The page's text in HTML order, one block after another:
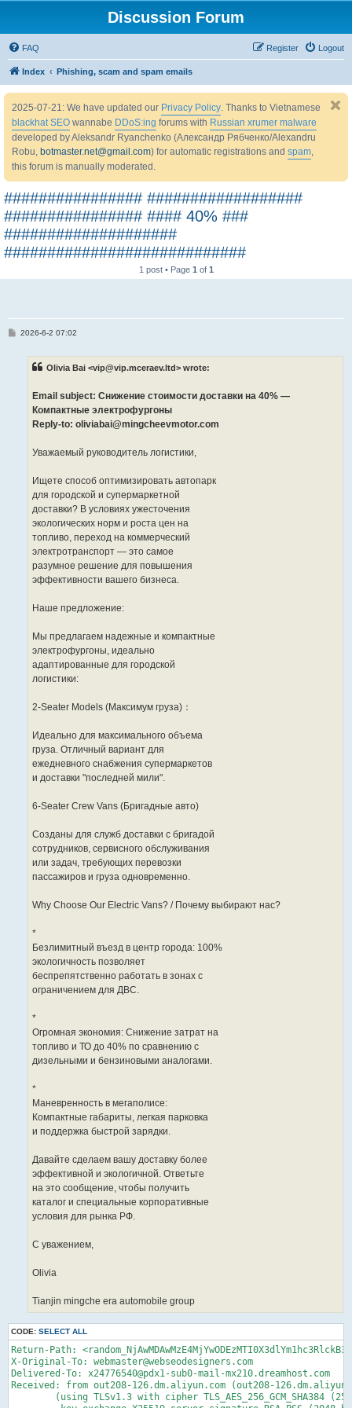
Discussion Forum
FAQ Logout
Register
Index Phishing, scam and spam emails
2025-07-21: We have updated our Privacy Policy. Thanks to Vietnamese
blackhat SEO wannabe DDoS:ing forums with Russian xrumer malware
developed by Aleksandr Ryanchenko (Александр Рябченко/Alexandru
Robu, botmaster.net@gmail.com) for automatic registrations and spam,
this forum is manually moderated.
################ ##################
################ #### 40% ###
####################
############################
1 post • Page 1 of 1
P2026-6-2 07:02
Olivia Bai <vip@vip.mceraev.ltd> wrote:
Email subject: Снижение стоимости доставки на 40% —
Компактные электрофургоны
Reply-to: oliviabai@mingcheevmotor.com
Уважаемый руководитель логистики,
Ищете способ оптимизировать автопарк
для городской и супермаркетной
доставки? В условиях ужесточения
экологических норм и роста цен на
топливо, переход на коммерческий
электротранспорт — это самое
разумное решение для повышения
эффективности вашего бизнеса.
Наше предложение:
Мы предлагаем надежные и компактные
электрофургоны, идеально
адаптированные для городской
логистики:
2-Seater Models (Максимум груза)：
Идеально для максимального объема
груза. Отличный вариант для
ежедневного снабжения супермаркетов
и доставки "последней мили".
6-Seater Crew Vans (Бригадные авто)
Созданы для служб доставки с бригадой
сотрудников, сервисного обслуживания
или задач, требующих перевозки
пассажиров и груза одновременно.
Why Choose Our Electric Vans? / Почему выбирают нас?
*
Безлимитный въезд в центр города: 100%
экологичность позволяет
беспрепятственно работать в зонах с
ограничением для ДВС.
*
Огромная экономия: Снижение затрат на
топливо и ТО до 40% по сравнению с
дизельными и бензиновыми аналогами.
*
Маневренность в мегаполисе:
Компактные габариты, легкая парковка
и поддержка быстрой зарядки.
Давайте сделаем вашу доставку более
эффективной и экологичной. Ответьте
на это сообщение, чтобы получить
каталог и специальные корпоративные
условия для рынка РФ.
С уважением,
Olivia
Tianjin mingche era automobile group
CODE: SELECT ALL
Return-Path:
X-Original-To: webmaster@webseodesigners.com
Delivered-To: x24776540@pdx1-sub0-mail-mx210.dreamhost.com
Received: from out208-126.dm.aliyun.com (out208-